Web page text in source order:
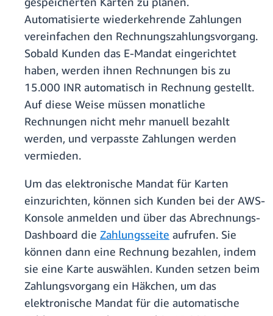
Automatisierte wiederkehrende Zahlungen
vereinfachen den Rechnungszahlungsvorgang.
Sobald Kunden das E-Mandat eingerichtet
haben, werden ihnen Rechnungen bis zu
15.000 INR automatisch in Rechnung gestellt.
Auf diese Weise müssen monatliche
Rechnungen nicht mehr manuell bezahlt
werden, und verpasste Zahlungen werden
vermieden.
Um das elektronische Mandat für Karten
einzurichten, können sich Kunden bei der AWS-
Konsole anmelden und über das Abrechnungs-
Dashboard die Zahlungsseite aufrufen. Sie
können dann eine Rechnung bezahlen, indem
sie eine Karte auswählen. Kunden setzen beim
Zahlungsvorgang ein Häkchen, um das
elektronische Mandat für die automatische